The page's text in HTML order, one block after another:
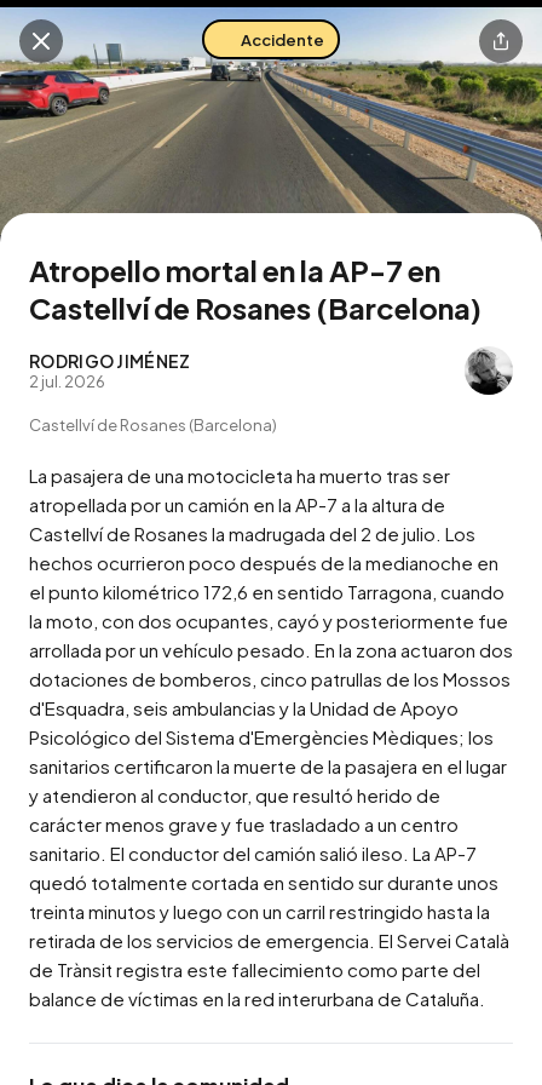
Descarga la app
Buscar en esta zona
Accidente
Atropello mortal en la AP-7 en
Castellví de Rosanes (Barcelona)
RODRIGO JIMÉNEZ
2 jul. 2026
Castellví de Rosanes (Barcelona)
La pasajera de una motocicleta ha muerto tras ser
atropellada por un camión en la AP-7 a la altura de
Castellví de Rosanes la madrugada del 2 de julio. Los
hechos ocurrieron poco después de la medianoche en
el punto kilométrico 172,6 en sentido Tarragona, cuando
la moto, con dos ocupantes, cayó y posteriormente fue
arrollada por un vehículo pesado. En la zona actuaron dos
dotaciones de bomberos, cinco patrullas de los Mossos
d'Esquadra, seis ambulancias y la Unidad de Apoyo
Psicológico del Sistema d'Emergències Mèdiques; los
sanitarios certificaron la muerte de la pasajera en el lugar
y atendieron al conductor, que resultó herido de
carácter menos grave y fue trasladado a un centro
sanitario. El conductor del camión salió ileso. La AP-7
quedó totalmente cortada en sentido sur durante unos
treinta minutos y luego con un carril restringido hasta la
retirada de los servicios de emergencia. El Servei Català
de Trànsit registra este fallecimiento como parte del
balance de víctimas en la red interurbana de Cataluña.